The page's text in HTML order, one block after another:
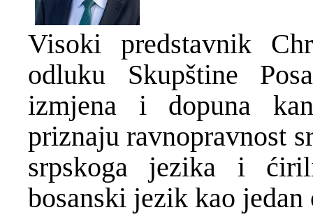
Visoki predstavnik
odluku Skupštine
izmjena i dopuna
priznaju ravnopravnost
srpskoga jezika i
bosanski jezik kao